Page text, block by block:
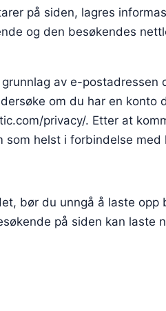
på siden, lagres
og den besøkendes
av e-postadressen
om du har en konto
privacy/. Etter at
helst i forbindelse med
bør du unngå å laste opp
på siden kan laste